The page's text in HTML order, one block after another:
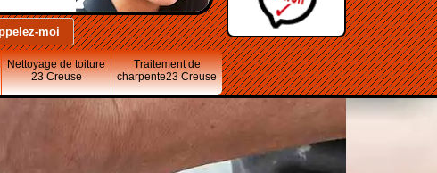
Nettoyage de toiture
23 Creuse
Traitement de
charpente23 Creuse